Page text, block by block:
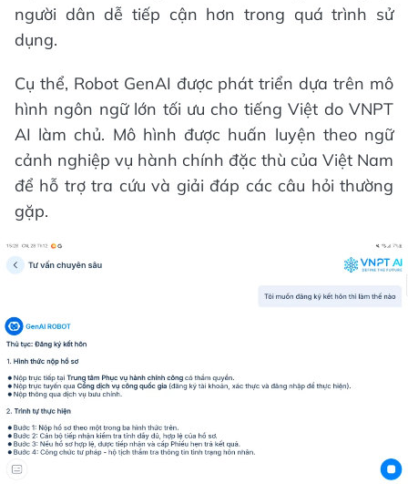
người dân dễ tiếp cận hơn trong quá trình sử
dụng.
Cụ thể, Robot GenAI được phát triển dựa trên mô
hình ngôn ngữ lớn tối ưu cho tiếng Việt do VNPT
AI làm chủ. Mô hình được huấn luyện theo ngữ
cảnh nghiệp vụ hành chính đặc thù của Việt Nam
để hỗ trợ tra cứu và giải đáp các câu hỏi thường
gặp.